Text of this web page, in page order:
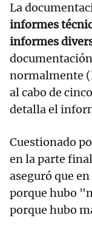
La
informes
informes
normalmente
al cabo de
detalla el
Cuestionado
en la parte
aseguró que
porque hubo
porque hubo